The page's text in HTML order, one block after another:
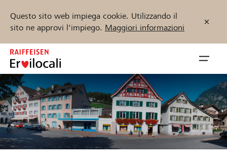
Questo sito web impiega cookie. Utilizzando il
sito ne approvi l'impiego. Maggiori informazioni
Zum
Inhalt
springen
öffnen
Trova progetti e organizzazioni
Inizia ora